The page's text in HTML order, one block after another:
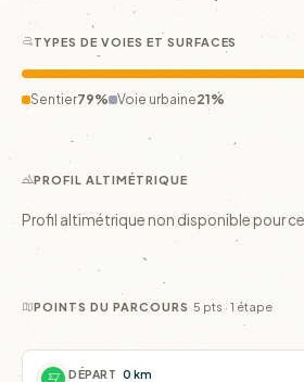
TYPES DE VOIES ET SURFACES
Sentier79% Voie urbaine21%
PROFIL ALTIMÉTRIQUE
Profil altimétrique non disponible pour ce
POINTS DU PARCOURS 5 pts · 1 étape
DÉPART 0 km